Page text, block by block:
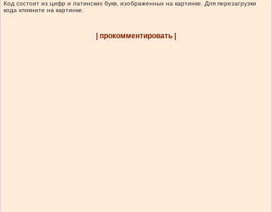
Код состоит из цифр и латинских букв, изображенных на картинке. Для перезагрузки
кода кликните на картинке.
| прокомментировать |